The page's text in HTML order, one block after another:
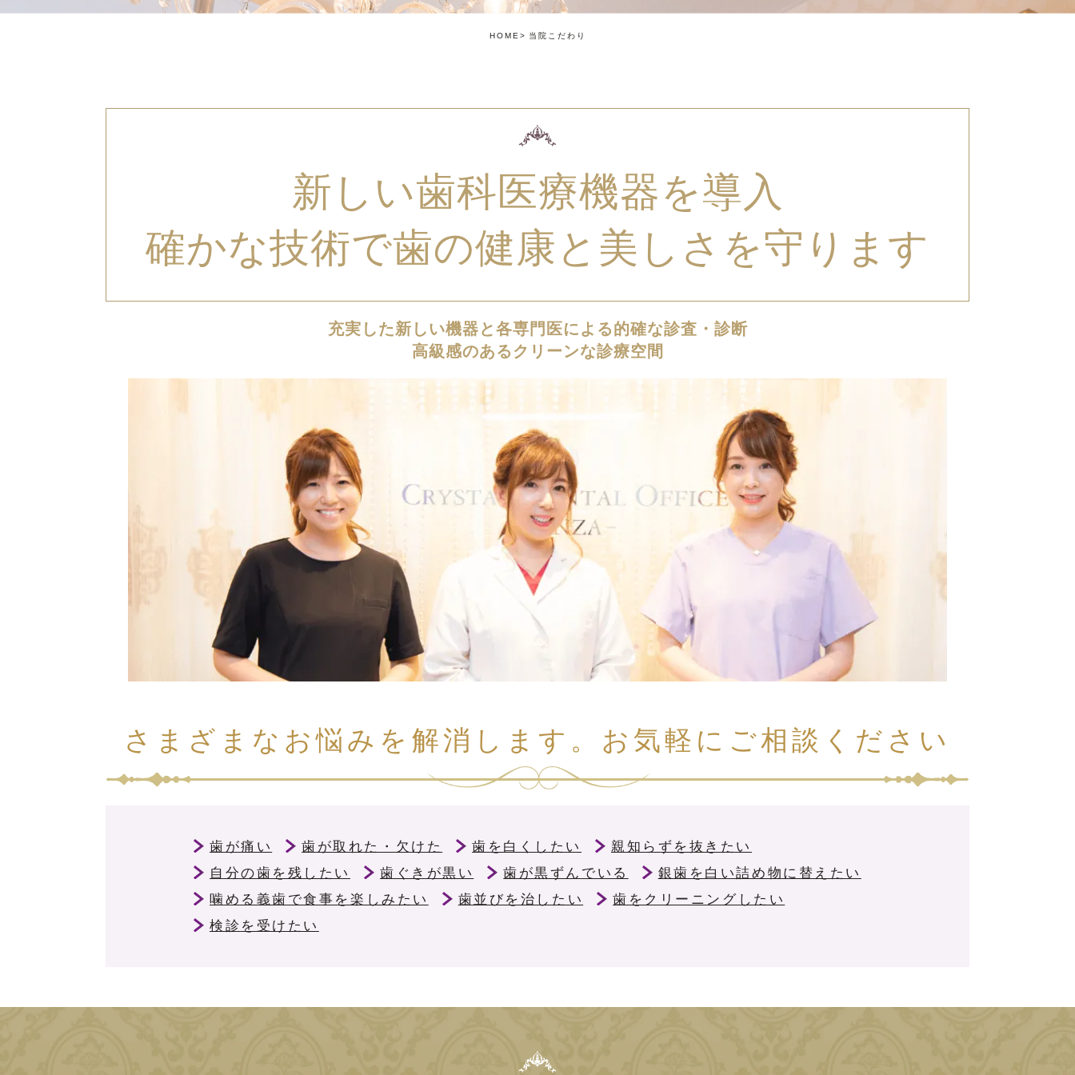
HOME 当院こだわり
新しい歯科医療機器を導入
確かな技術で歯の健康と美しさを守ります
充実した新しい機器と各専門医による的確な診査・診断
高級感のあるクリーンな診療空間
さまざまなお悩みを解消します。お気軽にご相談ください
歯が痛い 歯が取れた・欠けた 歯を白くしたい
親知らずを抜きたい
自分の歯を残したい
歯ぐきが黒い 歯が黒ずんでいる
銀歯を白い詰め物に替えたい
噛める義歯で食事を楽しみたい
歯並びを治したい
歯をクリーニングしたい
検診を受けたい